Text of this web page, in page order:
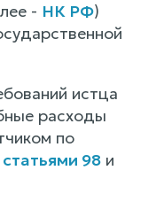
- НК РФ)
истца
расходы
по
статьями 98 и